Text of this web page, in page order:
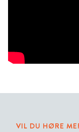
VIL DU HØRE